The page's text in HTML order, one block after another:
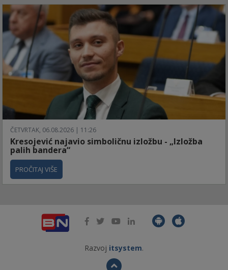
ČETVRTAK, 06.08.2026 | 11:26
Kresojević najavio simboličnu izložbu - „Izložba
palih bandera“
PROČITAJ VIŠE
Razvoj itsystem.